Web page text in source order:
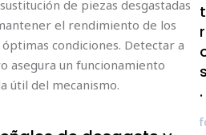
de piezas desgastadas
el rendimiento de los
condiciones. Detectar a
asegura un funcionamiento
útil del mecanismo.
t
r
.